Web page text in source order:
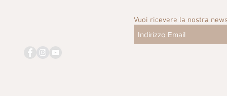
Vuoi ricevere la nostra